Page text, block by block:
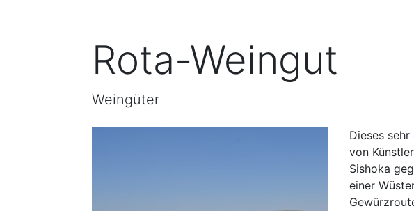
Rota-Weingut
Weingüter
Dieses
von
Sishoka
einer